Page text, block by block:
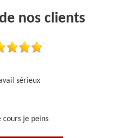
nos clients
top !!
Ornella